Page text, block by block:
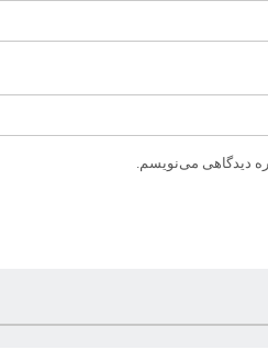
دیدگاهی می‌نویسم.